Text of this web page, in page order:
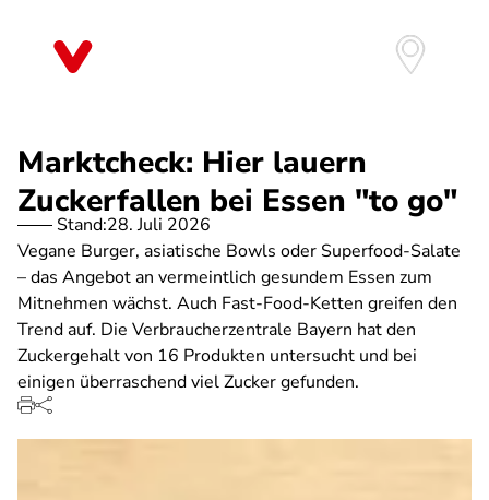
Marktcheck: Hier lauern
Zuckerfallen bei Essen "to go"
Stand:28. Juli 2026
Vegane Burger, asiatische Bowls oder Superfood-Salate
– das Angebot an vermeintlich gesundem Essen zum
Mitnehmen wächst. Auch Fast-Food-Ketten greifen den
Trend auf. Die Verbraucherzentrale Bayern hat den
Zuckergehalt von 16 Produkten untersucht und bei
einigen überraschend viel Zucker gefunden.